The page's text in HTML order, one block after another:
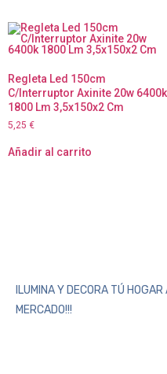
Regleta Led 150cm
C/Interruptor Axinite 20w 6400k
1800 Lm 3,5x150x2 Cm
5,25 €
Añadir al carrito
ILUMINA Y DECORA TÚ
MERCADO!!!